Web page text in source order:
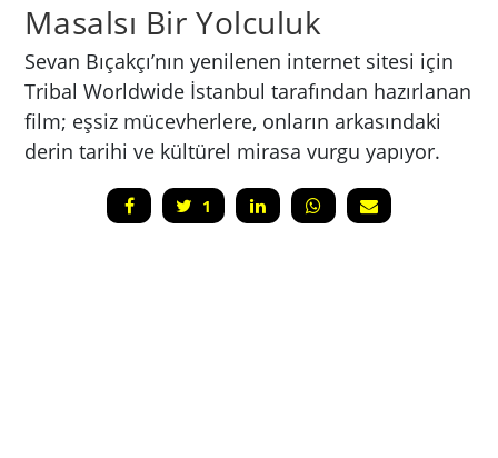
Masalsı Bir Yolculuk
Sevan Bıçakçı’nın yenilenen internet sitesi için
Tribal Worldwide İstanbul tarafından hazırlanan
film; eşsiz mücevherlere, onların arkasındaki
derin tarihi ve kültürel mirasa vurgu yapıyor.
1